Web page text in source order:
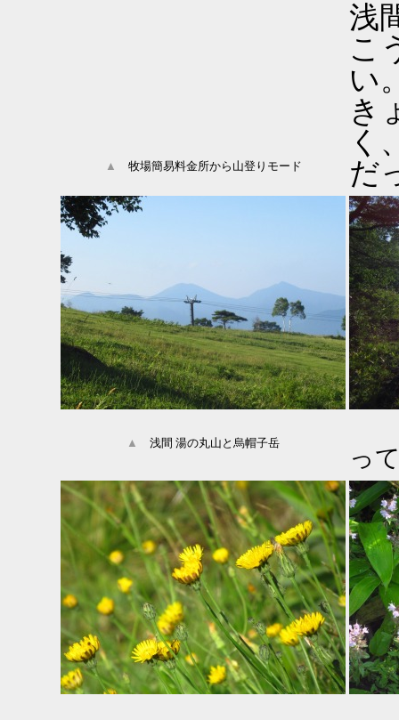
浅
こ
い
き
く
だ
▲ 牧場簡易料金所から山登りモード
▲ 浅間 湯の丸山と烏帽子岳
っ